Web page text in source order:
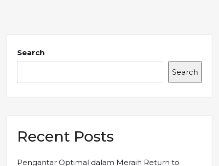
Search
Search
Recent Posts
Pengantar Optimal dalam Meraih Return to